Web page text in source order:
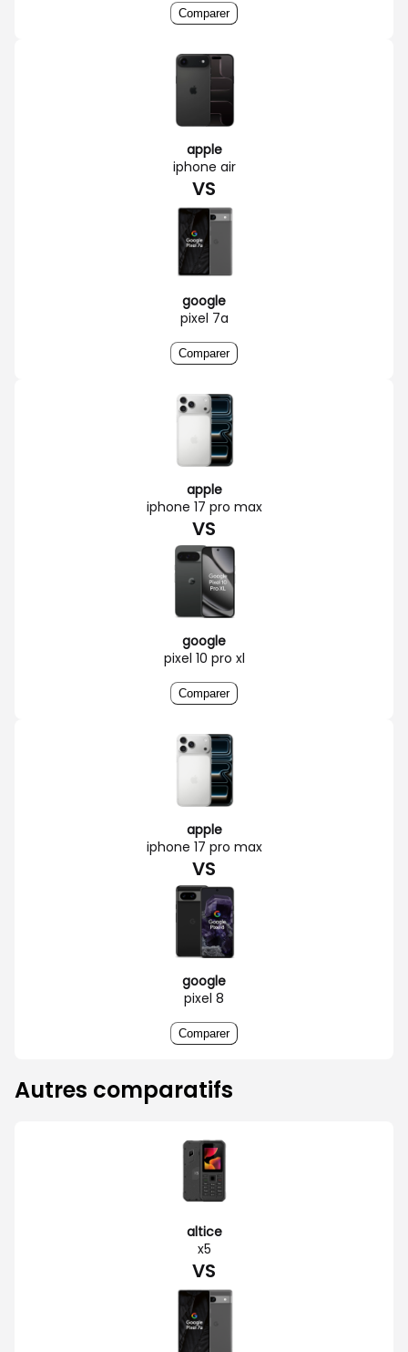
Comparer
apple
iphone air
VS
google
pixel 7a
Comparer
apple
iphone 17 pro max
VS
google
pixel 10 pro xl
Comparer
apple
iphone 17 pro max
VS
google
pixel 8
Comparer
Autres comparatifs
altice
x5
VS